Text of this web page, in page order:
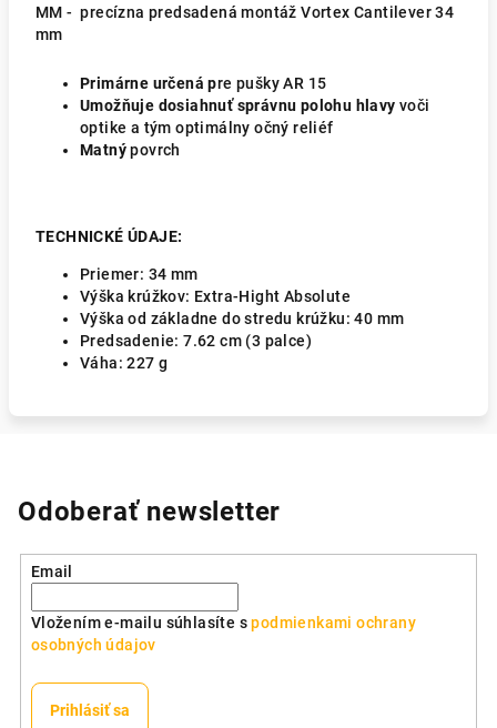
MM - precízna predsadená montáž Vortex Cantilever 34
mm
Primárne určená pre pušky AR 15
Umožňuje dosiahnuť správnu polohu hlavy voči
optike a tým optimálny očný reliéf
Matný povrch
TECHNICKÉ ÚDAJE:
Priemer: 34 mm
Výška krúžkov: Extra-Hight Absolute
Výška od základne do stredu krúžku: 40 mm
Predsadenie:7.62 cm (3 palce)
Váha:227 g
Odoberať newsletter
Email
Vložením e-mailu súhlasíte spodmienkami ochrany
osobných údajov
Prihlásiť sa